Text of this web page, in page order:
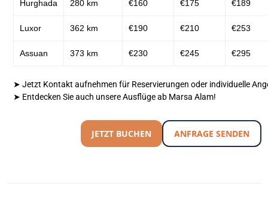
Hurghada 280 km €160 €175 €189
Luxor 362 km €190 €210 €253
Assuan 373 km €230 €245 €295
➤ Jetzt Kontakt aufnehmen für Reservierungen oder individuelle
➤ Entdecken Sie auch unsereAusflüge ab Marsa Alam!
JETZT BUCHEN ANFRAGE SENDEN